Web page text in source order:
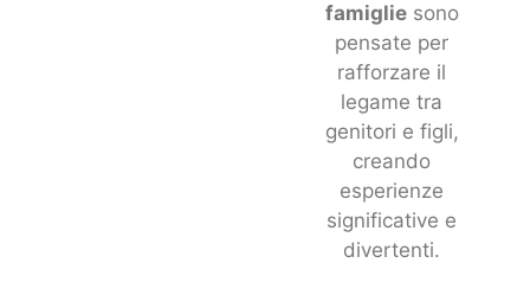
famigliesono
pensate per
rafforzare il
legame tra
genitori e figli,
creando
esperienze
significative e
divertenti.